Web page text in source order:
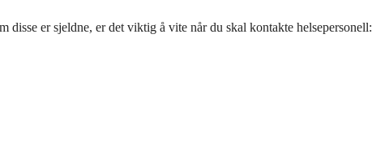
er sjeldne, er det viktig å vite når du skal kontakte helsepersonell: